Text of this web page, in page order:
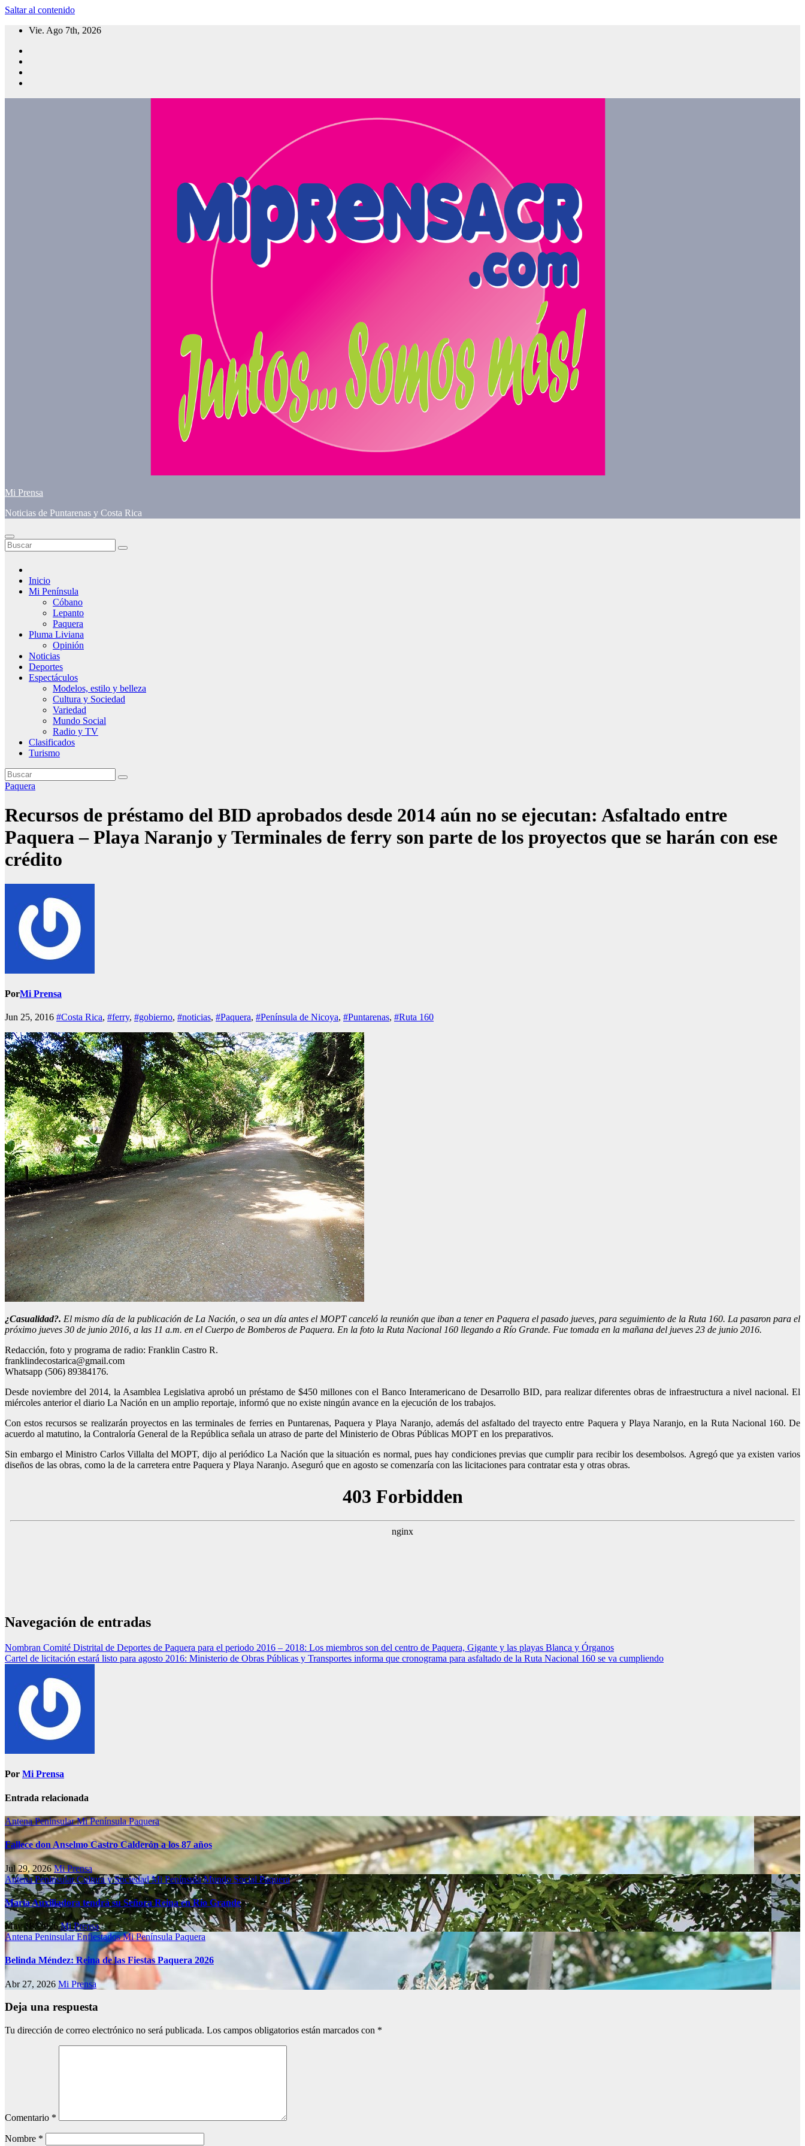
Saltar al contenido
Vie. Ago 7th, 2026
Mi Prensa
Noticias de Puntarenas y Costa Rica
Inicio
Mi Península
Cóbano
Lepanto
Paquera
Pluma Liviana
Opinión
Noticias
Deportes
Espectáculos
Modelos, estilo y belleza
Cultura y Sociedad
Variedad
Mundo Social
Radio y TV
Clasificados
Turismo
Paquera
Recursos de préstamo del BID aprobados desde 2014 aún no se ejecutan: Asfaltado entre
Paquera – Playa Naranjo y Terminales de ferry son parte de los proyectos que se harán con ese
crédito
PorMi Prensa
Jun 25, 2016 #Costa Rica, #ferry, #gobierno, #noticias, #Paquera, #Península de Nicoya, #Puntarenas, #Ruta 160
¿Casualidad?. El mismo día de la publicación de La Nación, o sea un día antes el MOPT canceló la reunión que iban a tener en Paquera el pasado jueves, para seguimiento de la Ruta 160. La pasaron para el
próximo jueves 30 de junio 2016, a las 11 a.m. en el Cuerpo de Bomberos de Paquera. En la foto la Ruta Nacional 160 llegando a Río Grande. Fue tomada en la mañana del jueves 23 de junio 2016.
Redacción, foto y programa de radio: Franklin Castro R.
franklindecostarica@gmail.com
Whatsapp (506) 89384176.
Desde noviembre del 2014, la Asamblea Legislativa aprobó un préstamo de $450 millones con el Banco Interamericano de Desarrollo BID, para realizar diferentes obras de infraestructura a nivel nacional. El
miércoles anterior el diario La Nación en un amplio reportaje, informó que no existe ningún avance en la ejecución de los trabajos.
Con estos recursos se realizarán proyectos en las terminales de ferries en Puntarenas, Paquera y Playa Naranjo, además del asfaltado del trayecto entre Paquera y Playa Naranjo, en la Ruta Nacional 160. De
acuerdo al matutino, la Contraloría General de la República señala un atraso de parte del Ministerio de Obras Públicas MOPT en los preparativos.
Sin embargo el Ministro Carlos Villalta del MOPT, dijo al periódico La Nación que la situación es normal, pues hay condiciones previas que cumplir para recibir los desembolsos. Agregó que ya existen varios
diseños de las obras, como la de la carretera entre Paquera y Playa Naranjo. Aseguró que en agosto se comenzaría con las licitaciones para contratar esta y otras obras.
Navegación de entradas
Nombran Comité Distrital de Deportes de Paquera para el periodo 2016 – 2018: Los miembros son del centro de Paquera, Gigante y las playas Blanca y Órganos
Cartel de licitación estará listo para agosto 2016: Ministerio de Obras Públicas y Transportes informa que cronograma para asfaltado de la Ruta Nacional 160 se va cumpliendo
Por Mi Prensa
Entrada relacionada
Antena PeninsularMi PenínsulaPaquera
Fallece don Anselmo Castro Calderón a los 87 años
Jul 29, 2026Mi Prensa
Antena PeninsularCultura y SociedadMi PenínsulaMundo SocialPaquera
María Auxiliadora tendrá su Señora Reina en Río Grande
May 18, 2026Mi Prensa
Antena PeninsularEnfiestadosMi Península Paquera
Belinda Méndez: Reina de las Fiestas Paquera 2026
Abr 27, 2026 Mi Prensa
Deja una respuesta
Tu dirección de correo electrónico no será publicada. Los campos obligatorios están marcados con *
Comentario *
Nombre *